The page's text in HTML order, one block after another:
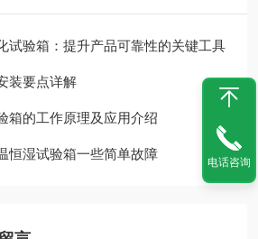
试验箱：提升产品可靠性的关键工具
装要点详解
箱的工作原理及应用介绍
恒湿试验箱一些简单故障
电话咨询